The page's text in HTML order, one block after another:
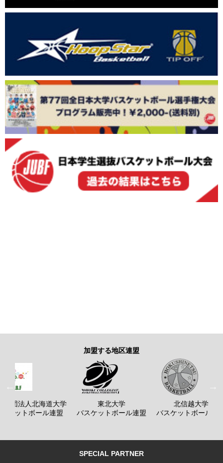
加盟する地区連盟
社団法人北海道大学
ケットボール連盟
東北大学
バスケットボール連盟
北信越大学
バスケットボール連
SPECIAL PARTNER